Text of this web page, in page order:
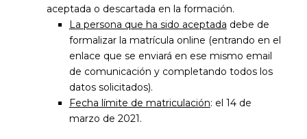
aceptada o descartada en la formación.
La persona que ha sido aceptada debe de
formalizar la matrícula online (entrando en el
enlace que se enviará en ese mismo email
de comunicación y completando todos los
datos solicitados).
Fecha límite de matriculación: el 14 de
marzo de 2021.